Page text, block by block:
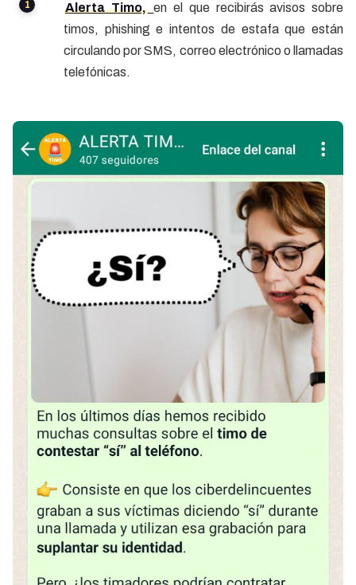
Alerta Timo, en el que recibirás avisos sobre
timos, phishing e intentos de estafa que están
circulando por SMS, correo electrónico o llamadas
telefónicas.